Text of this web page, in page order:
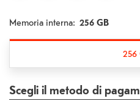
Memoria interna: 256 GB
256
Scegli il metodo di